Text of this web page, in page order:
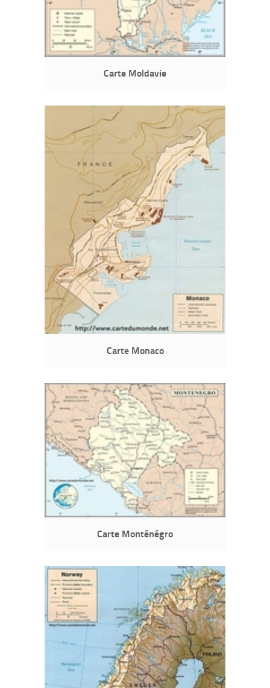
Carte Moldavie
Carte Monaco
Carte Monténégro